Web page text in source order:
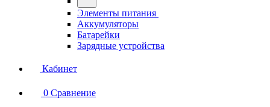
Элементы питания
Аккумуляторы
Батарейки
Зарядные устройства
Кабинет
0 Сравнение